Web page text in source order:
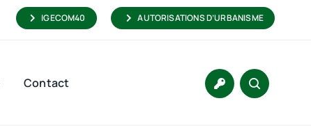
IGECOM40 AUTORISATIONS D’URBANISME
Contact